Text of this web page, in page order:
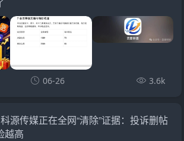
06-26 3.6k
源传媒正在全网“清除”证据：投诉删帖
越高